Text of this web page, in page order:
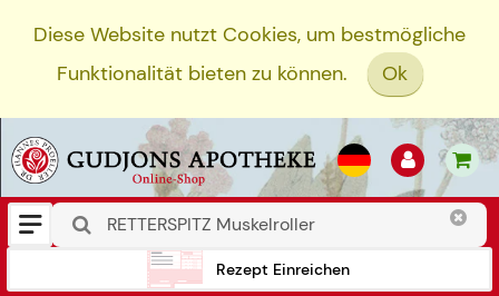
Diese Website nutzt Cookies, um bestmögliche
Funktionalität bieten zu können.
Ok
Rezept Einreichen